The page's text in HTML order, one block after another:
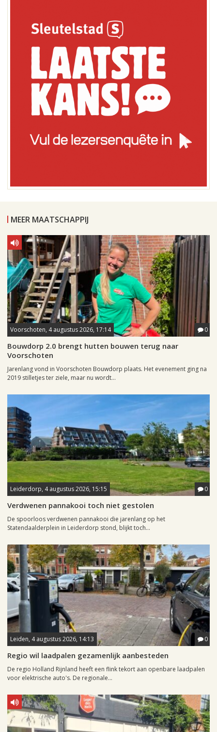
MEER MAATSCHAPPIJ
Voorschoten, 4 augustus 2026, 17:14 0
Bouwdorp 2.0 brengt hutten bouwen terug naar
Voorschoten
Jarenlang vond in Voorschoten Bouwdorp plaats. Het evenement ging na
2019 stilletjes ter ziele, maar nu wordt...
Leiderdorp, 4 augustus 2026, 15:15 0
Verdwenen pannakooi toch niet gestolen
De spoorloos verdwenen pannakooi die jarenlang op het
Statendaalderplein in Leiderdorp stond, blijkt toch...
Leiden, 4 augustus 2026, 14:13 0
Regio wil laadpalen gezamenlijk aanbesteden
De regio Holland Rijnland heeft een flink tekort aan openbare laadpalen
voor elektrische auto's. De regionale...